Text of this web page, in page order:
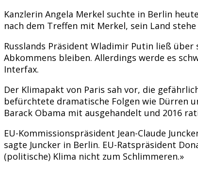
Kanzlerin Angela Merkel suchte in Berlin
nach dem Treffen mit Merkel, sein Land
Russlands Präsident Wladimir Putin ließ über
Abkommens bleiben. Allerdings werde es
Interfax.
Der Klimapakt von Paris sah vor, die
befürchtete dramatische Folgen wie Dürren
Barack Obama mit ausgehandelt und 2016
EU-Kommissionspräsident Jean-Claude
sagte Juncker in Berlin. EU-Ratspräsident
(politische) Klima nicht zum Schlimmeren.»